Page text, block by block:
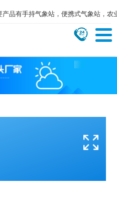
品有手持气象站，便携式气象站，